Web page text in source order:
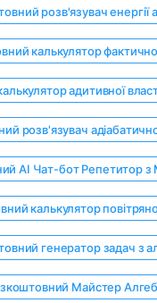
розв'язувач енергії
калькулятор
адитивної
розв'язувач
AI Чат-бот Репетитор з
калькулятор
генератор задач з
Майстер